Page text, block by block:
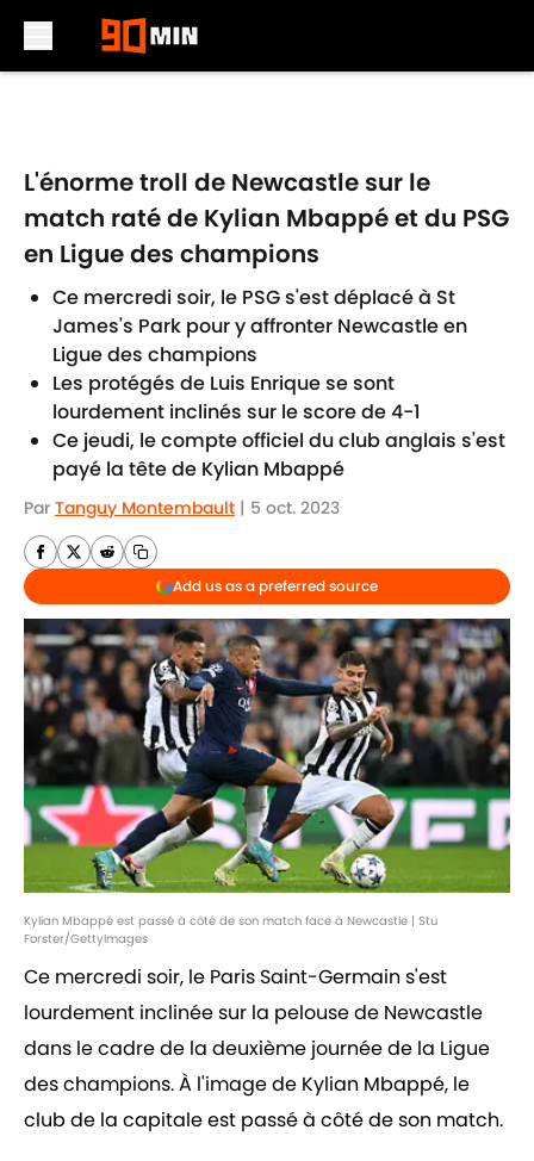
L'énorme troll de Newcastle sur le
match raté de Kylian Mbappé et du PSG
en Ligue des champions
Ce mercredi soir, le PSG s'est déplacé à St
James's Park pour y affronter Newcastle en
Ligue des champions
Les protégés de Luis Enrique se sont
lourdement inclinés sur le score de 4-1
Ce jeudi, le compte officiel du club anglais s'est
payé la tête de Kylian Mbappé
Par Tanguy Montembault | 5 oct. 2023
Add us as a preferred source
Kylian Mbappé est passé à côté de son match face à Newcastle | Stu
Forster/GettyImages
Ce mercredi soir, le Paris Saint-Germain s'est
lourdement inclinée sur la pelouse de Newcastle
dans le cadre de la deuxième journée de la Ligue
des champions. À l'image de Kylian Mbappé, le
club de la capitale est passé à côté de son match.